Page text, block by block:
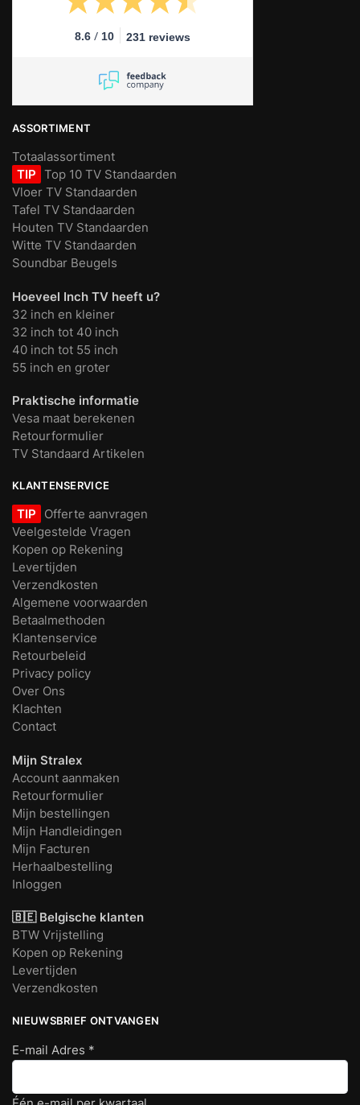
8.6 / 10 231 reviews
ASSORTIMENT
Totaalassortiment
TIP Top 10 TV Standaarden
Vloer TV Standaarden
Tafel TV Standaarden
Houten TV Standaarden
Witte TV Standaarden
Soundbar Beugels
Hoeveel Inch TV heeft u?
32 inch en kleiner
32 inch tot 40 inch
40 inch tot 55 inch
55 inch en groter
Praktische informatie
Vesa maat berekenen
Retourformulier
TV Standaard Artikelen
KLANTENSERVICE
TIP
Offerte aanvragen
Veelgestelde Vragen
Kopen op Rekening
Levertijden
Verzendkosten
Algemene voorwaarden
Betaalmethoden
Klantenservice
Retourbeleid
Privacy policy
Over Ons
Klachten
Contact
Mijn Stralex
Account aanmaken
Retourformulier
Mijn bestellingen
Mijn Handleidingen
Mijn Facturen
Herhaalbestelling
Inloggen
🇧🇪 Belgische klanten
BTW Vrijstelling
Kopen op Rekening
Levertijden
Verzendkosten
NIEUWSBRIEF ONTVANGEN
E-mail Adres *